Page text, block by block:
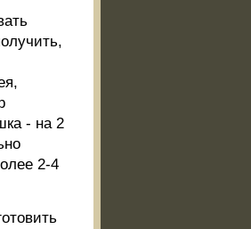
- на 2
2-4